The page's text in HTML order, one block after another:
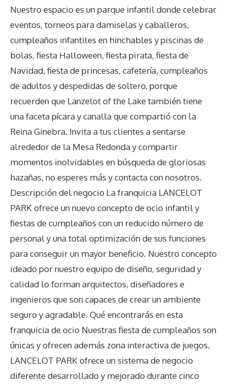
Nuestro espacio es un parque infantil donde celebrar
eventos, torneos para damiselas y caballeros,
cumpleaños infantiles en hinchables y piscinas de
bolas, fiesta Halloween, fiesta pirata, fiesta de
Navidad, fiesta de princesas, cafetería, cumpleaños
de adultos y despedidas de soltero, porque
recuerden que Lanzelot of the Lake también tiene
una faceta pícara y canalla que compartió con la
Reina Ginebra. Invita a tus clientes a sentarse
alrededor de la Mesa Redonda y compartir
momentos inolvidables en búsqueda de gloriosas
hazañas, no esperes más y contacta con nosotros.
Descripción del negocio La franquicia LANCELOT
PARK ofrece un nuevo concepto de ocio infantil y
fiestas de cumpleaños con un reducido número de
personal y una total optimización de sus funciones
para conseguir un mayor beneficio. Nuestro concepto
ideado por nuestro equipo de diseño, seguridad y
calidad lo forman arquitectos, diseñadores e
ingenieros que son capaces de crear un ambiente
seguro y agradable. Qué encontrarás en esta
franquicia de ocio Nuestras fiesta de cumpleaños son
únicas y ofrecen además zona interactiva de juegos.
LANCELOT PARK ofrece un sistema de negocio
diferente desarrollado y mejorado durante cinco